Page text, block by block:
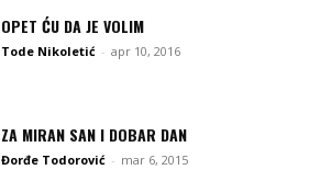
OPET ĆU DA JE VOLIM
Tode Nikoletić - apr 10, 2016
ZA MIRAN SAN I DOBAR DAN
Đorđe Todorović - mar 6, 2015